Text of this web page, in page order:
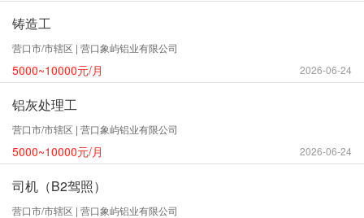
铸造工
营口市/市辖区 | 营口象屿铝业有限公司
5000~10000元/月 2026-06-24
铝灰处理工
营口市/市辖区 | 营口象屿铝业有限公司
5000~10000元/月 2026-06-24
司机（B2驾照）
营口市/市辖区 | 营口象屿铝业有限公司